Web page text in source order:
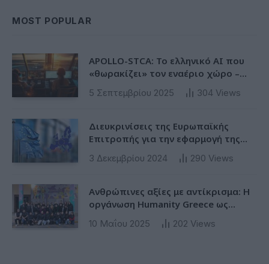
MOST POPULAR
APOLLO-STCA: Το ελληνικό AI που
«θωρακίζει» τον εναέριο χώρο –
Φως στην έλλειψη ασφάλειας στα
αεροδρόμια
5 Σεπτεμβρίου 2025 304 Views
Διευκρινίσεις της Ευρωπαϊκής
Επιτροπής για την εφαρμογή της
Ταξινόμησης στην Ευρωπαϊκή Ενωση
3 Δεκεμβρίου 2024 290 Views
Ανθρώπινες αξίες με αντίκρισμα: Η
οργάνωση Humanity Greece ως
πρότυπο ESG δράσης για υπεύθυνες
επιχειρήσεις
10 Μαΐου 2025 202 Views